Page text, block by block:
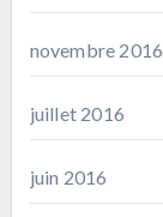
novembre 2016
juillet 2016
juin 2016